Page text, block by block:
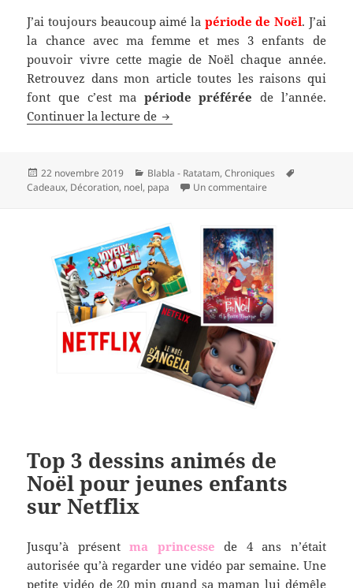
J’ai toujours beaucoup aimé la période de Noël. J’ai
la chance avec ma femme et mes 3 enfants de
pouvoir vivre cette magie de Noël chaque année.
Retrouvez dans mon article toutes les raisons qui
font que c’est ma période préférée de l’année.
Continuer la lecture de Un papa qui adore la magie de
Publié
le
22 novembre 2019 Catégories
Blabla - Ratatam,Chroniques
Cadeaux, Décoration, noel, papa Un commentaire
Top 3 dessins animés de
Noël pour jeunes enfants
sur Netflix
Jusqu’à présentma princesse de 4 ans n’était
autorisée qu’à regarder une vidéo par semaine. Une
petite vidéo de 20 min quand sa maman lui démêle